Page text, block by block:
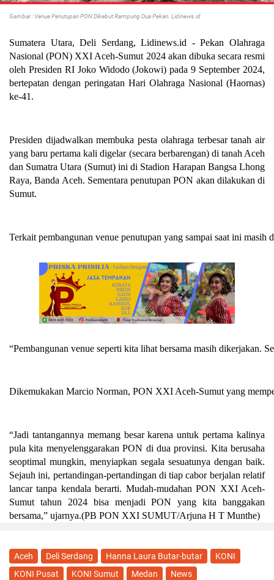
Gambar : Venue Penutupan PON Dikebut Rampung Dua Pekan. Lidinews.id
Sumatera Utara, Deli Serdang, Lidinews.id - Pekan Olahraga
Nasional (PON) XXI Aceh-Sumut 2024 akan dibuka secara resmi
oleh Presiden RI Joko Widodo (Jokowi) pada 9 September 2024,
bertepatan dengan peringatan Hari Olahraga Nasional (Haornas)
ke-41.
Presiden dijadwalkan membuka pesta olahraga terbesar tanah air
yang baru pertama kali digelar (secara berbarengan) di tanah Aceh
dan Sumatra Utara (Sumut) ini di Stadion Harapan Bangsa Lhong
Raya, Banda Aceh. Sementara penutupan PON akan dilakukan di
Sumut.
Terkait pembangunan venue penutupan yang sampai saat ini
“Pembangunan venue seperti kita lihat bersama masih dikerjakan.
Dikemukakan Marcio Norman, PON XXI Aceh-Sumut yang
“Jadi tantangannya memang besar karena untuk pertama kalinya
pula kita menyelenggarakan PON di dua provinsi. Kita berusaha
seoptimal mungkin, menyiapkan segala sesuatunya dengan baik.
Sejauh ini, pertandingan-pertandingan di tiap cabor berjalan relatif
lancar tanpa kendala berarti. Mudah-mudahan PON XXI Aceh-
Sumut tahun 2024 bisa menjadi PON yang kita banggakan
bersama,” ujarnya.(PB PON XXI SUMUT/Arjuna H T Munthe)
Aceh Deli Serdang Hanna Laura Butar-butar
KONI
KONI Pusat
KONI Sumut Medan
News